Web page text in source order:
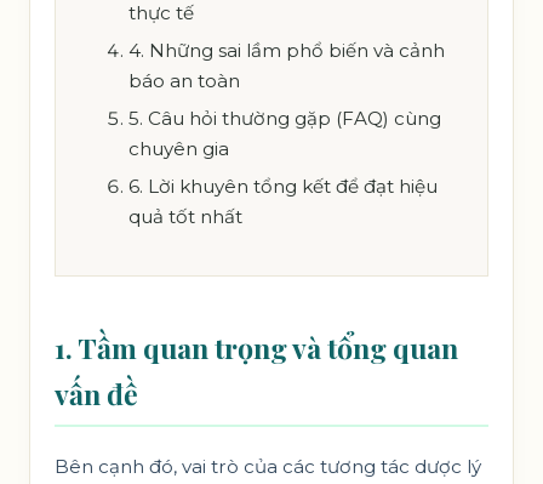
thực tế
4. Những sai lầm phổ biến và cảnh
báo an toàn
5. Câu hỏi thường gặp (FAQ) cùng
chuyên gia
6. Lời khuyên tổng kết để đạt hiệu
quả tốt nhất
1. Tầm quan trọng và tổng quan
vấn đề
Bên cạnh đó, vai trò của các tương tác dược lý